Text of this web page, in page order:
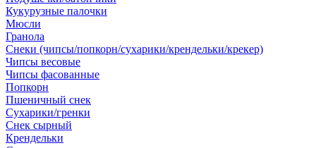
Кукурузные палочки
Мюсли
Гранола
Снеки (чипсы/попкорн/сухарики/крендельки/крекер)
Чипсы весовые
Чипсы фасованные
Попкорн
Пшеничный снек
Сухарики/гренки
Снек сырный
Крендельки